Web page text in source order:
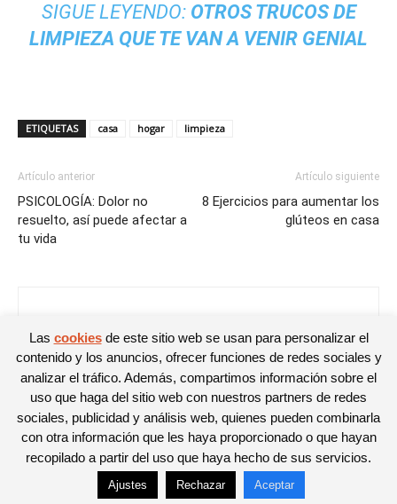
SIGUE LEYENDO: OTROS TRUCOS DE
LIMPIEZA QUE TE VAN A VENIR GENIAL
ETIQUETAS casa hogar limpieza
Artículo anterior
PSICOLOGÍA: Dolor no
resuelto, así puede afectar a
tu vida
Artículo siguiente
8 Ejercicios para aumentar los
glúteos en casa
© Newspaper WordPress Theme by TagDiv
Las cookiesde este sitio web se usan para personalizar el
contenido y los anuncios, ofrecer funciones de redes sociales y
analizar el tráfico. Además, compartimos información sobre el
uso que haga del sitio web con nuestros partners de redes
sociales, publicidad y análisis web, quienes pueden combinarla
con otra información que les haya proporcionado o que hayan
recopilado a partir del uso que haya hecho de sus servicios.
Ajustes Rechazar Aceptar